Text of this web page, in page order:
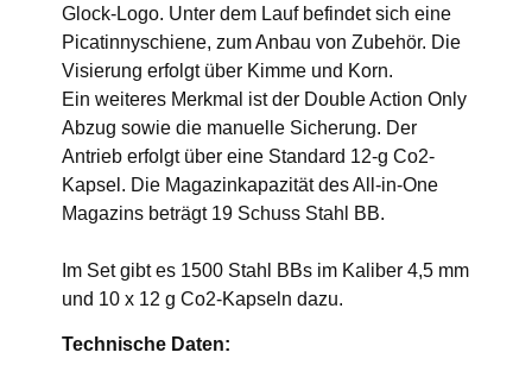
Glock-Logo. Unter dem Lauf befindet sich eine
Picatinnyschiene, zum Anbau von Zubehör. Die
Visierung erfolgt über Kimme und Korn.
Ein weiteres Merkmal ist der Double Action Only
Abzug sowie die manuelle Sicherung. Der
Antrieb erfolgt über eine Standard 12-g Co2-
Kapsel. Die Magazinkapazität des All-in-One
Magazins beträgt 19 Schuss Stahl BB.
Im Set gibt es 1500 Stahl BBs im Kaliber 4,5 mm
und 10 x 12 g Co2-Kapseln dazu.
Technische Daten: